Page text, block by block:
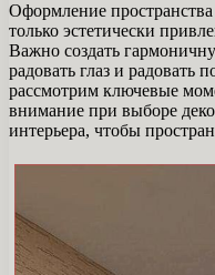
Оформление
только эстетически
Важно создать
радовать глаз и радовать
рассмотрим ключевые
внимание при выборе
интерьера, чтобы